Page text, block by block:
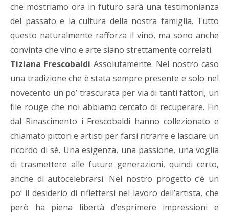
che mostriamo ora in futuro sarà una testimonianza
del passato e la cultura della nostra famiglia. Tutto
questo naturalmente rafforza il vino, ma sono anche
convinta che vino e arte siano strettamente correlati.
Tiziana Frescobaldi Assolutamente. Nel nostro caso
una tradizione che è stata sempre presente e solo nel
novecento un po’ trascurata per via di tanti fattori, un
file rouge che noi abbiamo cercato di recuperare. Fin
dal Rinascimento i Frescobaldi hanno collezionato e
chiamato pittori e artisti per farsi ritrarre e lasciare un
ricordo di sé. Una esigenza, una passione, una voglia
di trasmettere alle future generazioni, quindi certo,
anche di autocelebrarsi. Nel nostro progetto c’è un
po’ il desiderio di riflettersi nel lavoro dell’artista, che
però ha piena libertà d’esprimere impressioni e